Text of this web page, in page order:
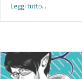
Leggi tutto...